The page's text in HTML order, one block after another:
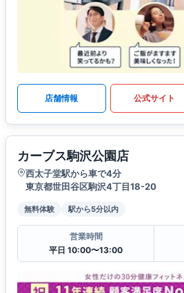
店舗情報 公式サイト
カーブス駒沢公園店
西太子堂駅から車で4分
東京都世田谷区駒沢4丁目18-20
無料体験 駅から5分以内
営業時間
平日 10:00〜13:00